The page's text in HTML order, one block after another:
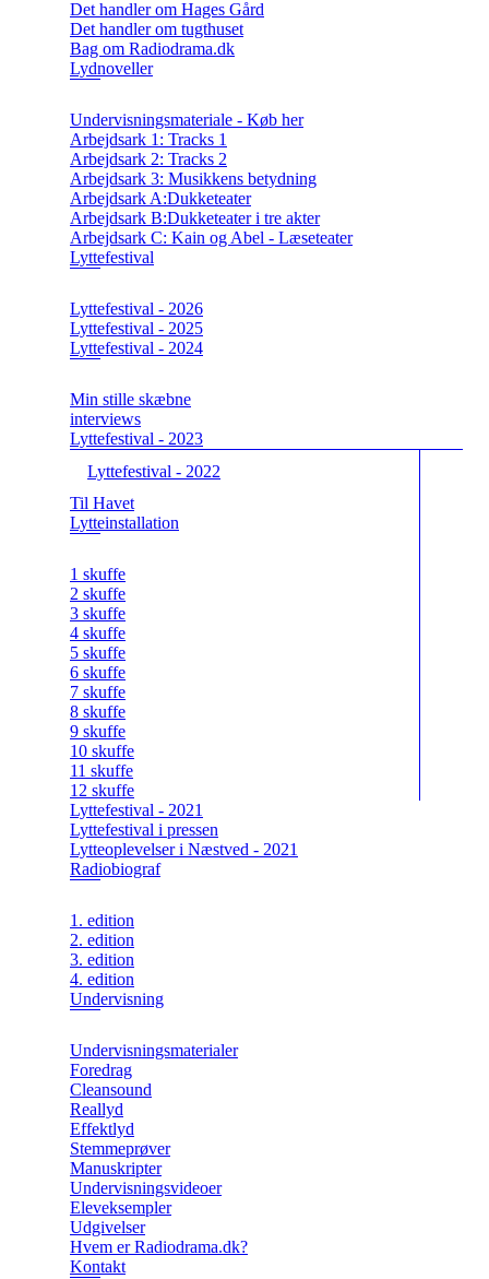
Det handler om Hages Gård
Det handler om tugthuset
Bag om Radiodrama.dk
Lydnoveller
Undervisningsmateriale - Køb her
Arbejdsark 1: Tracks 1
Arbejdsark 2: Tracks 2
Arbejdsark 3: Musikkens betydning
Arbejdsark A:Dukketeater
Arbejdsark B:Dukketeater i tre akter
Arbejdsark C: Kain og Abel - Læseteater
Lyttefestival
Lyttefestival - 2026
Lyttefestival - 2025
Lyttefestival - 2024
Min stille skæbne
interviews
Lyttefestival - 2023
Lyttefestival - 2022
Til Havet
Lytteinstallation
1 skuffe
2 skuffe
3 skuffe
4 skuffe
5 skuffe
6 skuffe
7 skuffe
8 skuffe
9 skuffe
10 skuffe
11 skuffe
12 skuffe
Lyttefestival - 2021
Lyttefestival i pressen
Lytteoplevelser i Næstved - 2021
Radiobiograf
1. edition
2. edition
3. edition
4. edition
Undervisning
Undervisningsmaterialer
Foredrag
Cleansound
Reallyd
Effektlyd
Stemmeprøver
Manuskripter
Undervisningsvideoer
Eleveksempler
Udgivelser
Hvem er Radiodrama.dk?
Kontakt